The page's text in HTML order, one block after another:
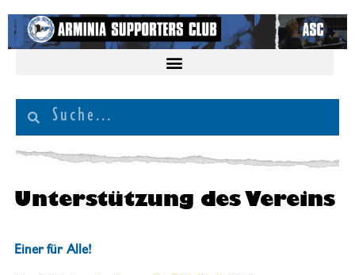
Unterstützung des Vereins
Einer für Alle!